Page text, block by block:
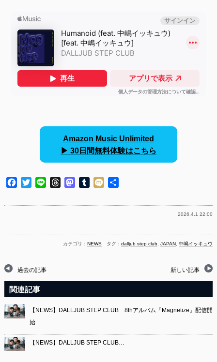
Amazon Music Unlimited
▶︎ 30日間無料体験はこちら
Facebook
TwitterLine ThreadsMastodon
Tumblr
Mixi
2026.4.1 22:00
カテゴリ： NEWS タグ：dalljub step club,JAPAN,中嶋イッキュウ
過去の記事 新しい記事
関連記事
【NEWS】DALLJUB STEP CLUB 8thアルバム『Magnetize』配信開
始…
【NEWS】DALLJUB STEP CLUB…